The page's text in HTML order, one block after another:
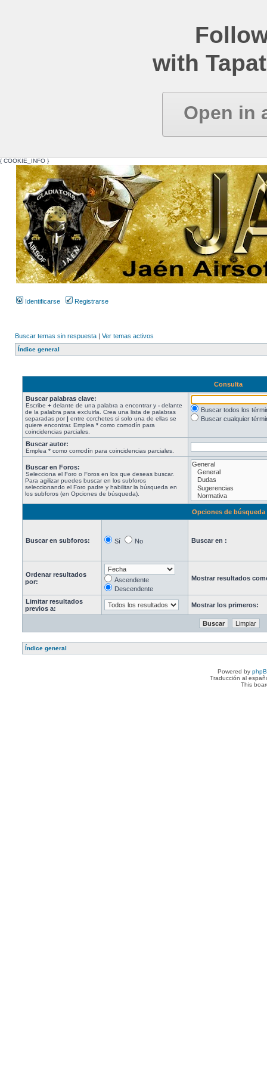
with
Open in
{ COOKIE_INFO }
Identificarse Registrarse
Buscar temas sin respuesta | Ver temas activos
Índice general
Consulta
Buscar palabras clave:
Escribe + delante de una palabra a encontrar y - delante
de la palabra para excluirla. Crea una lista de palabras
separadas por| entre corchetes si solo una de ellas se
quiere encontrar. Emplea * como comodín para
coincidencias parciales.
Buscar todos los
Buscar cualquier
Buscar autor:
Emplea * como comodín para coincidencias parciales.
Buscar en Foros:
Selecciona el Foro o Foros en los que deseas buscar.
Para agilizar puedes buscar en los subforos
seleccionando el Foro padre y habilitar la búsqueda en
los subforos (en Opciones de búsqueda).
Opciones de búsqueda
Buscar en subforos: Sí No Buscar en :
Ordenar resultados
por:
Ascendente
Descendente
Mostrar resultados
Limitar resultados
previos a:
Mostrar los primeros:
Índice general
Powered by
Traducción al
This